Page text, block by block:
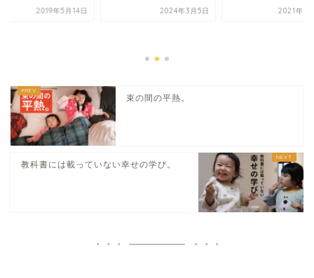
2019年5月14日 2024年3月5日 2021年8
束の間の平熱。
教科書には載っていない幸せの学び。